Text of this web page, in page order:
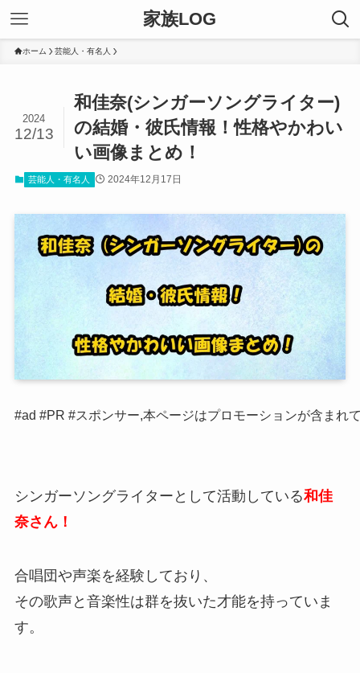
家族LOG
ホーム 芸能人・有名人
和佳奈(シンガーソングライター)
の結婚・彼氏情報！性格やかわい
い画像まとめ！
2024
12/13
芸能人・有名人 2024年12月17日
#ad #PR #スポンサー,本ページはプロモーションが含まれ
シンガーソングライターとして活動している和佳
奈さん！
合唱団や声楽を経験しており、
その歌声と音楽性は群を抜いた才能を持っていま
す。